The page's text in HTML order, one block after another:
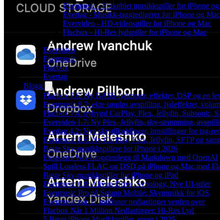
Evermusic - Frakoblet musikkspiller for iPhone
Evertag - Musikk-taggredigerer for iPhone og Mac
Evervideo - HD-videospiller for iPhone og Mac
Flacbox - Hi-Res lydspiller for iPhone og Mac
Produkter
Evervideo
Evermusic
Flacbox
Evertag
Blogg
Flacbox 7.6: Ny BASS-lydmotor, effekter, DSP og en
Evermusic 8.7: ekte sømløs avspilling, lydeffekter,
Flacbox 7.4: nybygd CarPlay, Plex, Jellyfin, Subsonic,
Evervideo 1.7: Ny Plex, Jellyfin, sky-strømming,
Evertag 4.2: Nye sky-tilkoblinger, innstillinger for tag-
Evermusic 8.6: Ny CarPlay, Plex, Jellyfin, SFTP og
Beste Sky-musikkspillere for iPhone i 2026
Eksporter Wix-blogginnlegg til Markdown med OpenAI
Spill Lossless FLAC og DSD på iPhone og Mac med
Beste Sky-musikkspiller for iPhone og iPad
Evermusic 6.8: Aliyun Drive, Synology, Nye UI-stiler
Evermusic Pro på Setapp Mobile: Skymusikk for iOS
Evermusic når 11 millioner nedlastinger verden over
Flacbox Når 1 Million Nedlastinger: Hi-Res Lyd